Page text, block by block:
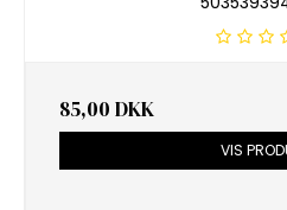
85,00 DKK
VIS